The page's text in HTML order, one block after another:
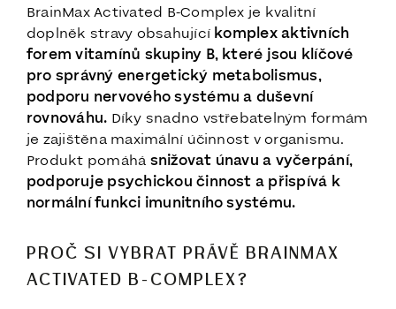
BrainMax Activated B-Complex je kvalitní
doplněk stravy obsahující komplex aktivních
forem vitamínů skupiny B, které jsou klíčové
pro správný energetický metabolismus,
podporu nervového systému a duševní
rovnováhu. Díky snadno vstřebatelným formám
je zajištěna maximální účinnost v organismu.
Produkt pomáhá snižovat únavu a vyčerpání,
podporuje psychickou činnost a přispívá k
normální funkci imunitního systému.
PROČ SI VYBRAT PRÁVĚ BRAINMAX
ACTIVATED B-COMPLEX?